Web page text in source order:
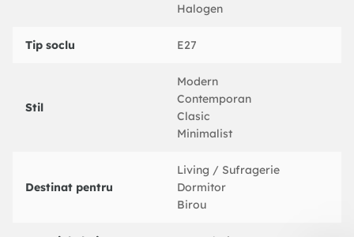
Halogen
Tip soclu E27
Stil
Modern
Contemporan
Clasic
Minimalist
Destinat pentru
Living / Sufragerie
Dormitor
Birou